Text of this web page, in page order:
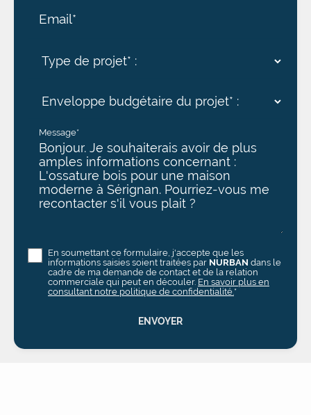
Email*
Message*
En soumettant ce formulaire, j'accepte que les
informations saisies soient traitées par NURBAN dans le
cadre de ma demande de contact et de la relation
commerciale qui peut en découler. En savoir plus en
consultant notre politique de confidentialité. *